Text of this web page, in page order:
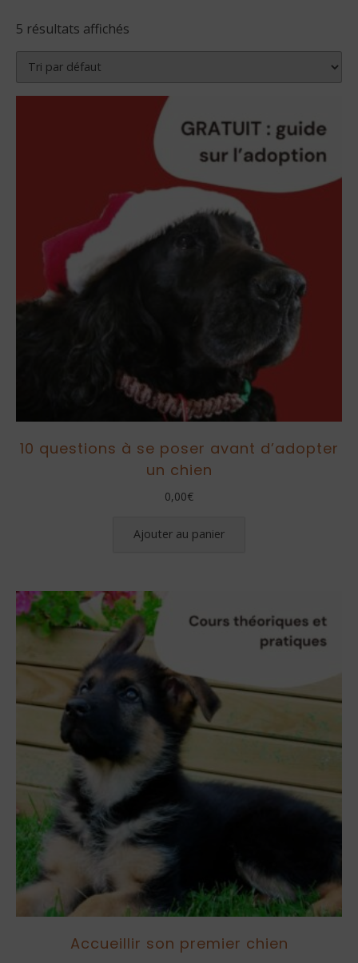
5 résultats affichés
10 questions à se poser avant d’adopter
un chien
0,00€
Ajouter au panier
Accueillir son premier chien